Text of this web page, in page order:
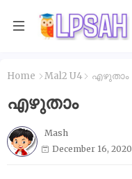
Home Mal2 U4 എഴുതാം
എഴുതാം
Mash
December 16, 2020